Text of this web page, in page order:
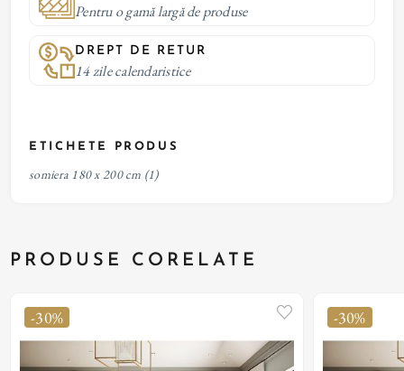
Pentru o gamă largă de produse
DREPT DE RETUR
14 zile calendaristice
ETICHETE PRODUS
somiera 180 x 200 cm (1)
PRODUSE CORELATE
-30% -30%